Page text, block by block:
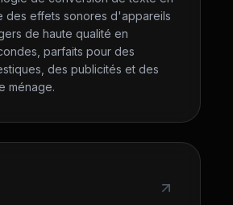
des effets sonores d'appareils
de haute qualité en
parfaits pour des
des publicités et des
ménage.